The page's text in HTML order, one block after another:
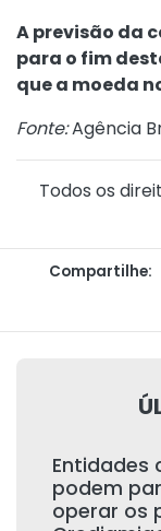
A previsão da
para o fim
que a moeda
Fonte:Agência
Todos os
Compartilhe:
Entidades
podem
operar os